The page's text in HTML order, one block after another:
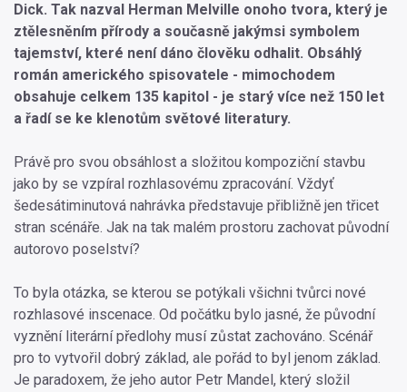
Dick. Tak nazval Herman Melville onoho tvora, který je
ztělesněním přírody a současně jakýmsi symbolem
tajemství, které není dáno člověku odhalit. Obsáhlý
román amerického spisovatele - mimochodem
obsahuje celkem 135 kapitol - je starý více než 150 let
a řadí se ke klenotům světové literatury.
Právě pro svou obsáhlost a složitou kompoziční stavbu
jako by se vzpíral rozhlasovému zpracování. Vždyť
šedesátiminutová nahrávka představuje přibližně jen třicet
stran scénáře. Jak na tak malém prostoru zachovat původní
autorovo poselství?
To byla otázka, se kterou se potýkali všichni tvůrci nové
rozhlasové inscenace. Od počátku bylo jasné, že původní
vyznění literární předlohy musí zůstat zachováno. Scénář
pro to vytvořil dobrý základ, ale pořád to byl jenom základ.
Je paradoxem, že jeho autor Petr Mandel, který složil